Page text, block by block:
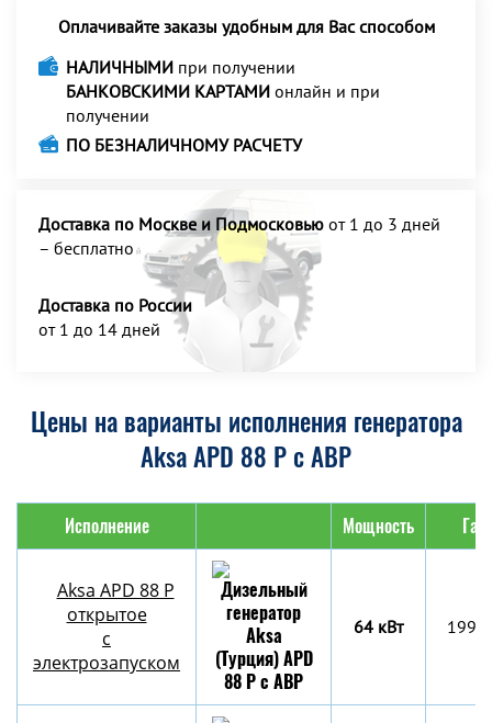
Оплачивайте заказы удобным для Вас способом
НАЛИЧНЫМИ при получении
БАНКОВСКИМИ КАРТАМИ онлайн и при
получении
ПО БЕЗНАЛИЧНОМУ РАСЧЕТУ
Доставка по Москве и Подмосковью от 1 до 3 дней
– бесплатно
Доставка по России
от 1 до 14 дней
Цены на варианты исполнения генератора
Aksa APD 88 P с АВР
Исполнение Мощность
Aksa APD 88 P
открытое
с
электрозапуском
64 кВт